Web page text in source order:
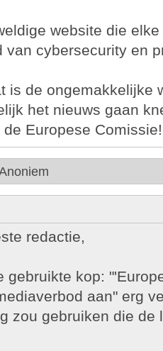
website die
van cybersecurity en
is de ongemakkelijke
het nieuws gaan
Europese Comissie!
redactie,
gebruikte kop:
aan" erg
zou gebruiken die de